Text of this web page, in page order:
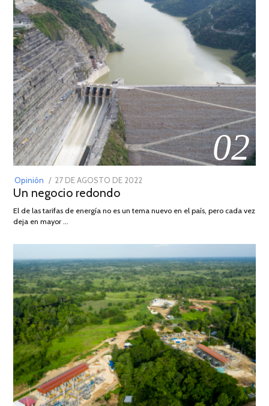
02
Opinión
POSTED
ON
27 DE AGOSTO DE 2022
DE
Un negocio redondo
El de las tarifas de energía no es un tema nuevo en el país, pero cada vez
deja en mayor …